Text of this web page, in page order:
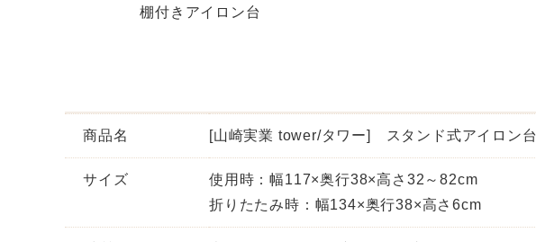
棚付きアイロン台
商品名 [山崎実業 tower/タワー] スタンド式アイロン台
サイズ
使用時：幅117×奥行38×高さ32～82cm
折りたたみ時：幅134×奥行38×高さ6cm